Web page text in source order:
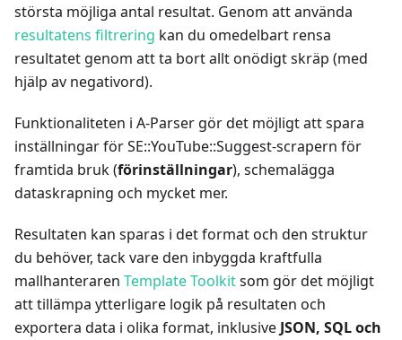
största möjliga antal resultat. Genom att använda
resultatens filtrering kan du omedelbart rensa
resultatet genom att ta bort allt onödigt skräp (med
hjälp av negativord).
Funktionaliteten i A-Parser gör det möjligt att spara
inställningar för SE::YouTube::Suggest-scrapern för
framtida bruk (förinställningar), schemalägga
dataskrapning och mycket mer.
Resultaten kan sparas i det format och den struktur
du behöver, tack vare den inbyggda kraftfulla
mallhanteraren Template Toolkitsom gör det möjligt
att tillämpa ytterligare logik på resultaten och
exportera data i olika format, inklusive JSON, SQL och